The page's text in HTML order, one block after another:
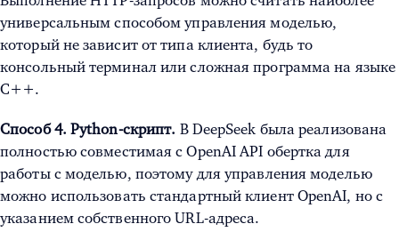
универсальным способом управления моделью,
который не зависит от типа клиента, будь то
консольный терминал или сложная программа на языке
C++.
Способ 4. Python-скрипт. В DeepSeek была реализована
полностью совместимая с OpenAI API обертка для
работы с моделью, поэтому для управления моделью
можно использовать стандартный клиент OpenAI, но с
указанием собственного URL-адреса.